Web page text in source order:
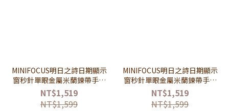
MINIFOCUS明日之詩日期顯示
窗秒針單眼金屬米蘭鍊帶手錶
【WMF0303】-白面玫金帶
NT$1,519
NT$1,599
MINIFOCUS明日之詩日期顯示
窗秒針單眼金屬米蘭鍊帶手錶
【WMF0303】-黑面黑框黑帶
NT$1,519
NT$1,599